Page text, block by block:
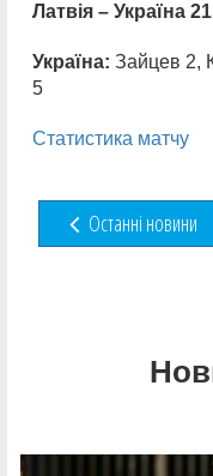
Латвія – Україна
Україна: Зайцев 2,
5
Статистика матчу
Останні новини